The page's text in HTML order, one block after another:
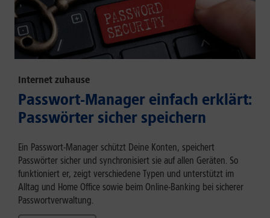
Internet zuhause
Passwort-Manager einfach erklärt:
Passwörter sicher speichern
Ein Passwort-Manager schützt Deine Konten, speichert
Passwörter sicher und synchronisiert sie auf allen Geräten. So
funktioniert er, zeigt verschiedene Typen und unterstützt im
Alltag und Home Office sowie beim Online-Banking bei sicherer
Passwortverwaltung.